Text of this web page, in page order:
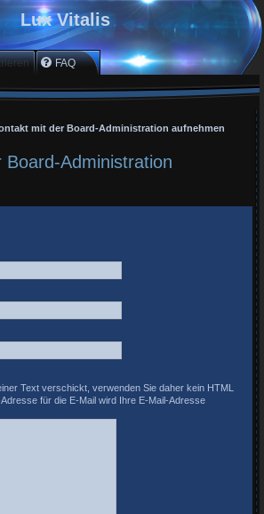
Lux Vitalis
FAQ
mit der Board-Administration aufnehmen
Administration
Text verschickt, verwenden Sie daher kein HTML
für die E-Mail wird Ihre E-Mail-Adresse